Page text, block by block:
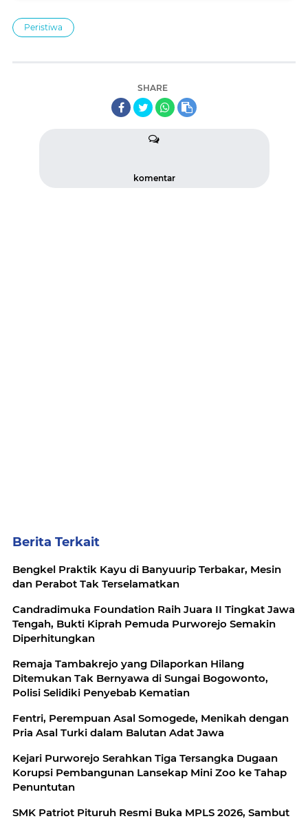
Peristiwa
SHARE
komentar
Berita Terkait
Bengkel Praktik Kayu di Banyuurip Terbakar, Mesin
dan Perabot Tak Terselamatkan
Candradimuka Foundation Raih Juara II Tingkat Jawa
Tengah, Bukti Kiprah Pemuda Purworejo Semakin
Diperhitungkan
Remaja Tambakrejo yang Dilaporkan Hilang
Ditemukan Tak Bernyawa di Sungai Bogowonto,
Polisi Selidiki Penyebab Kematian
Fentri, Perempuan Asal Somogede, Menikah dengan
Pria Asal Turki dalam Balutan Adat Jawa
Kejari Purworejo Serahkan Tiga Tersangka Dugaan
Korupsi Pembangunan Lansekap Mini Zoo ke Tahap
Penuntutan
SMK Patriot Pituruh Resmi Buka MPLS 2026, Sambut